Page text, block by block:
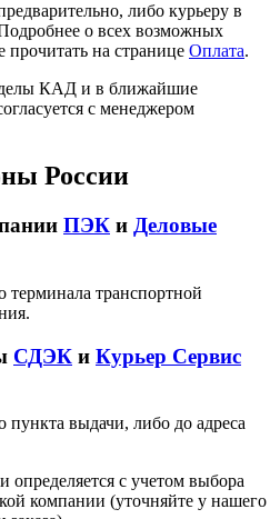
либо курьеру в
о всех возможных
на странице Оплата.
КАД и в ближайшие
с менеджером
России
ПЭК и Деловые
терминала транспортной
СДЭК и Курьер Сервис
пункта выдачи, либо до адреса
определяется с учетом выбора
компании (уточняйте у нашего